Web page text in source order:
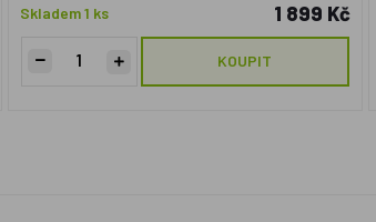
Skladem 1 ks
1 899 Kč
KOUPIT